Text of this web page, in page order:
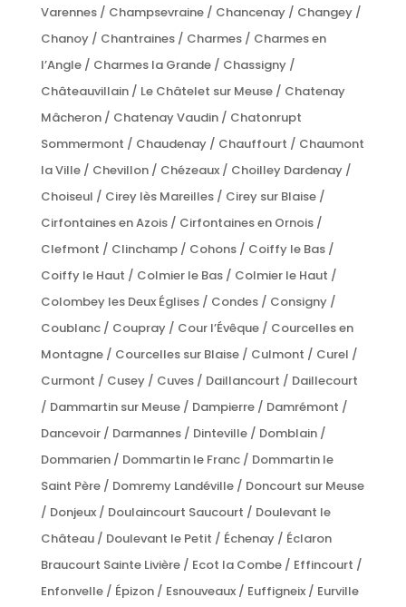
Varennes / Champsevraine / Chancenay / Changey /
Chanoy / Chantraines / Charmes / Charmes en
l’Angle / Charmes la Grande / Chassigny /
Châteauvillain / Le Châtelet sur Meuse / Chatenay
Mâcheron / Chatenay Vaudin / Chatonrupt
Sommermont / Chaudenay / Chauffourt / Chaumont
la Ville / Chevillon / Chézeaux / Choilley Dardenay /
Choiseul / Cirey lès Mareilles / Cirey sur Blaise /
Cirfontaines en Azois / Cirfontaines en Ornois /
Clefmont / Clinchamp / Cohons / Coiffy le Bas /
Coiffy le Haut / Colmier le Bas / Colmier le Haut /
Colombey les Deux Églises / Condes / Consigny /
Coublanc / Coupray / Cour l’Évêque / Courcelles en
Montagne / Courcelles sur Blaise / Culmont / Curel /
Curmont / Cusey / Cuves / Daillancourt / Daillecourt
/ Dammartin sur Meuse / Dampierre / Damrémont /
Dancevoir / Darmannes / Dinteville / Domblain /
Dommarien / Dommartin le Franc / Dommartin le
Saint Père / Domremy Landéville / Doncourt sur Meuse
/ Donjeux / Doulaincourt Saucourt / Doulevant le
Château / Doulevant le Petit / Échenay / Éclaron
Braucourt Sainte Livière / Ecot la Combe / Effincourt /
Enfonvelle / Épizon / Esnouveaux / Euffigneix / Eurville